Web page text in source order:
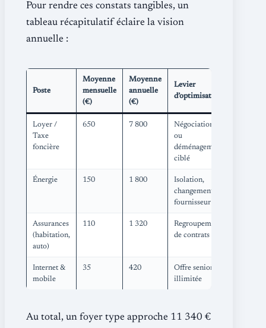
Pour rendre ces constats tangibles, un
tableau récapitulatif éclaire la vision
annuelle :
Poste
Moyenne
mensuelle
(€)
Moyenne
annuelle
(€)
Levier
d’optimisation
Loyer /
Taxe
foncière
650 7 800
Négociation
ou
déménagement
ciblé
Énergie 150 1 800
Isolation,
changement
fournisseur
Assurances
(habitation,
auto)
110 1 320
Regroupement
de contrats
Internet &
mobile
35 420
Offre senior
illimitée
Au total, un foyer type approche 11 340 €